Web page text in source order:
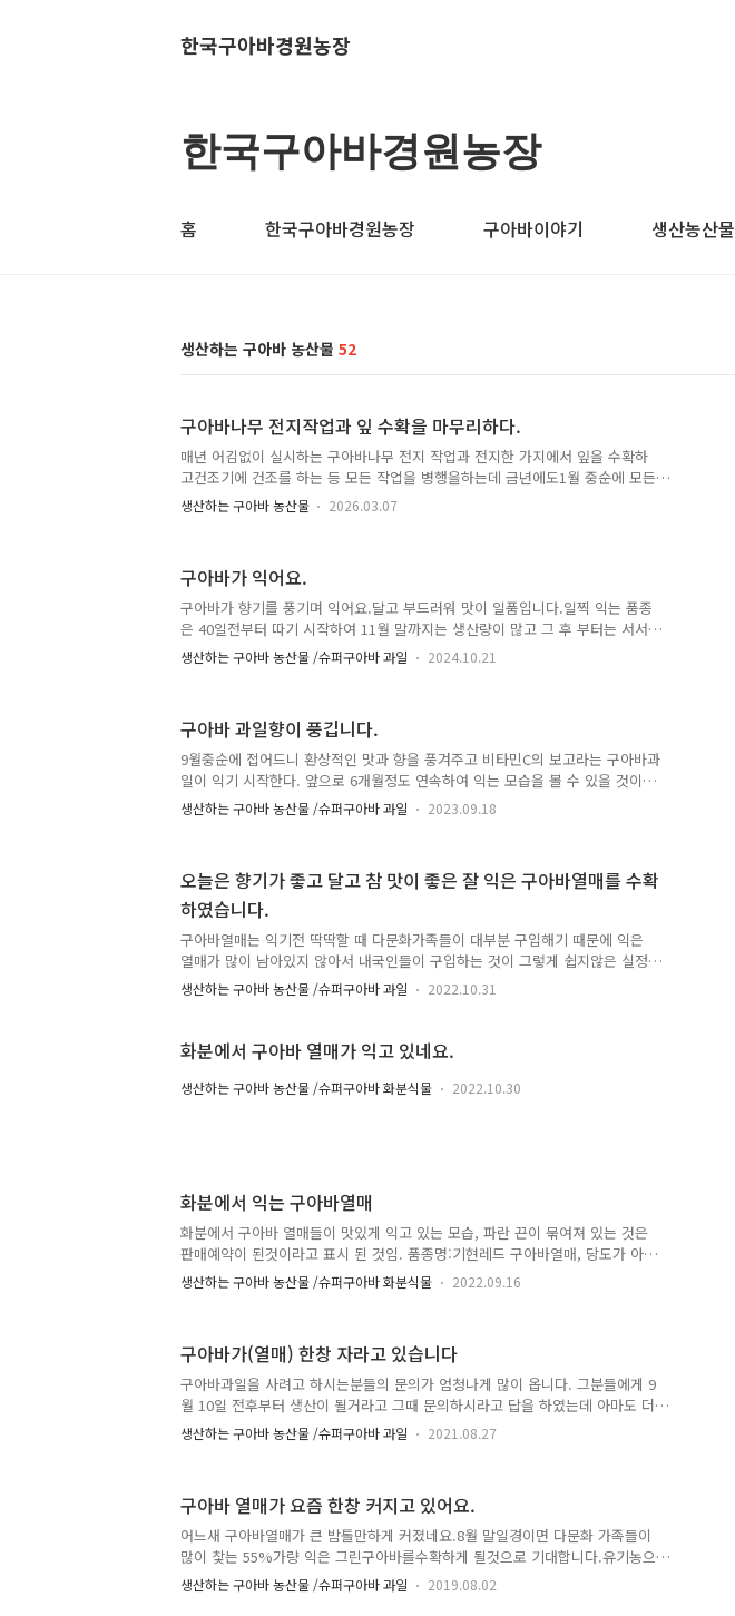
한국구아바경원농장
한국구아바경원농장
홈 한국구아바경원농장 구아바이야기 생산농산물
생산하는 구아바 농산물 52
구아바나무 전지작업과 잎 수확을 마무리하다.
매년 어김없이 실시하는 구아바나무 전지 작업과 전지한 가지에서 잎을 수확하
고건조기에 건조를 하는 등 모든 작업을 병행을하는데 금년에도1월 중순에 모든
작업을 잘 마무리 하였네요. 열매가 달려있는 것은 익을 수 있도록 남기고 전지
함 - 레드리품종열매가 달려있는 것은 익을 수 있도록 남기고 전지 함 - 기현골드
생산하는 구아바 농산물 2026.03.07
구아바가 익어요.
구아바가 향기를 풍기며 익어요.달고 부드러워 맛이 일품입니다.일찍 익는 품종
은 40일전부터 따기 시작하여 11월 말까지는 생산량이 많고 그 후 부터는 서서
히 생산량이 줄어들어도11월경 4차로 개화하여 맺은 열매는 내년 2월말까지는
생산이 되는 참 대단하고 좋은 구아바나무입니다.
생산하는 구아바 농산물 /슈퍼구아바 과일 2024.10.21
구아바 과일향이 풍깁니다.
9월중순에 접어드니 환상적인 맛과 향을 풍겨주고 비타민C의 보고라는 구아바과
일이 익기 시작한다. 앞으로 6개월정도 연속하여 익는 모습을 볼 수 있을 것이
다. 2023. 8. 18일 한국구아바경원농장 1호 재배사 2023. 9.18일 1호 재배사 (국
가품종보호권 등록품종 / 품종명: 레드 리) 2023. 9. 18일 촬영, 한국구아바경원농
생산하는 구아바 농산물 /슈퍼구아바 과일 2023.09.18
오늘은 향기가 좋고 달고 참 맛이 좋은 잘 익은 구아바열매를 수확
하였습니다.
구아바열매는 익기전 딱딱할 때 다문화가족들이 대부분 구입해기 때문에 익은
열매가 많이 남아있지 않아서 내국인들이 구입하는 것이 그렇게 쉽지않은 실정
입니다.
생산하는 구아바 농산물 /슈퍼구아바 과일 2022.10.31
화분에서 구아바 열매가 익고 있네요.
생산하는 구아바 농산물 /슈퍼구아바 화분식물 2022.10.30
화분에서 익는 구아바열매
화분에서 구아바 열매들이 맛있게 익고 있는 모습, 파란 끈이 묶여져 있는 것은
판매예약이 된것이라고 표시 된 것임. 품종명:기현레드 구아바열매, 당도가 아주
높고 향과 맛이 환상적 임.
생산하는 구아바 농산물 /슈퍼구아바 화분식물 2022.09.16
구아바가(열매) 한창 자라고 있습니다
구아바과일을 사려고 하시는분들의 문의가 엄청나게 많이 옵니다. 그분들에게 9
월 10일 전후부터 생산이 될거라고 그때 문의하시라고 답을 하였는데 아마도 더
늦어질 것으로 예상됩니다. 그래서 요즘 한창 열매가 자라고있다는 것을 사진과
함께 알려 드립니다. 품종명: 레드-리구아바 / 2021년 8월 25일 촬영 품종명: 레
당히 늦습니다. 농사는 음력의 절기(節期)따라 돌아가는게 정확하네요.
생산하는 구아바 농산물 /슈퍼구아바 과일 2021.08.27
구아바 열매가 요즘 한창 커지고 있어요.
어느새 구아바열매가 큰 밤톨만하게 커졌네요.8월 말일경이면 다문화 가족들이
많이 찿는 55%가량 익은 그린구아바를수확하게 될것으로 기대합니다.유기농으
로 재배하여 [유기농산물 인증]을 받은 구아바랍니다.사실상 그동안 6여년의 기
간동안 생산된 신품종 기현구아바과일을국내 소비자는 몰라서 먹지를 못했어요.
생산하는 구아바 농산물 /슈퍼구아바 과일 2019.08.02